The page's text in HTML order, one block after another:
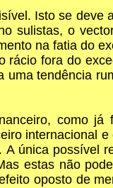
Isto se deve
sulistas, o
na fatia do
rácio fora do
tendência
como já
internacional
única possível
estas não
oposto de